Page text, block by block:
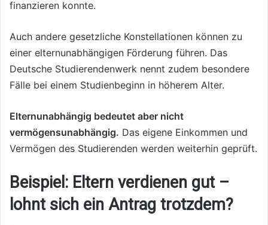
finanzieren konnte.
Auch andere gesetzliche Konstellationen können zu
einer elternunabhängigen Förderung führen. Das
Deutsche Studierendenwerk nennt zudem besondere
Fälle bei einem Studienbeginn in höherem Alter.
Elternunabhängig bedeutet aber nicht
vermögensunabhängig. Das eigene Einkommen und
Vermögen des Studierenden werden weiterhin geprüft.
Beispiel: Eltern verdienen gut –
lohnt sich ein Antrag trotzdem?